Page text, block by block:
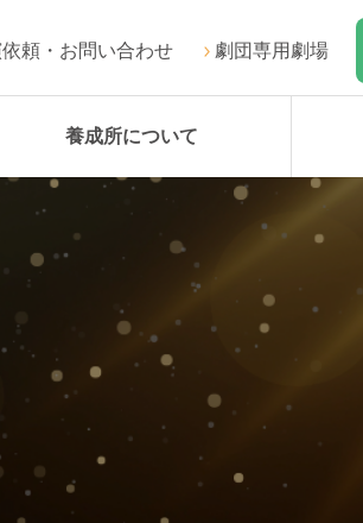
頼・お問い合わせ 劇団専用劇場
養成所について